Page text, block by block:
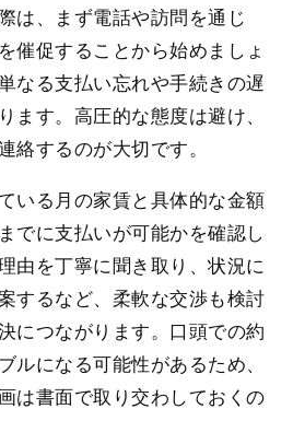
は、まず電話や訪問を通じ
催促することから始めましょ
なる支払い忘れや手続きの遅
ます。高圧的な態度は避け、
絡するのが大切です。
いる月の家賃と具体的な金額
でに支払いが可能かを確認し
由を丁寧に聞き取り、状況に
するなど、柔軟な交渉も検討
につながります。口頭での約
ルになる可能性があるため、
は書面で取り交わしておくの